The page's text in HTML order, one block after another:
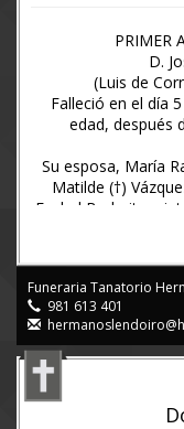
PRIMER
D.
(Luis de
Falleció en el día
edad, después
Su esposa, María
Matilde (†)
Fachal Barbeito;
Tania Blanco
Carmen, Isidro
políticos, Ángel,
sobrinos,
Ruegan una
comunican la
que tendrá lugar el
las ONCE
parroquial de
dando las
Funeraria Tanatorio
981 613 401